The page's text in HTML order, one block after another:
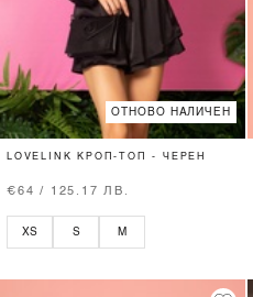
ОТНОВО НАЛИЧЕН
LOVELINK КРОП-ТОП - ЧЕРЕН
€64 / 125.17 ЛВ.
XS S M